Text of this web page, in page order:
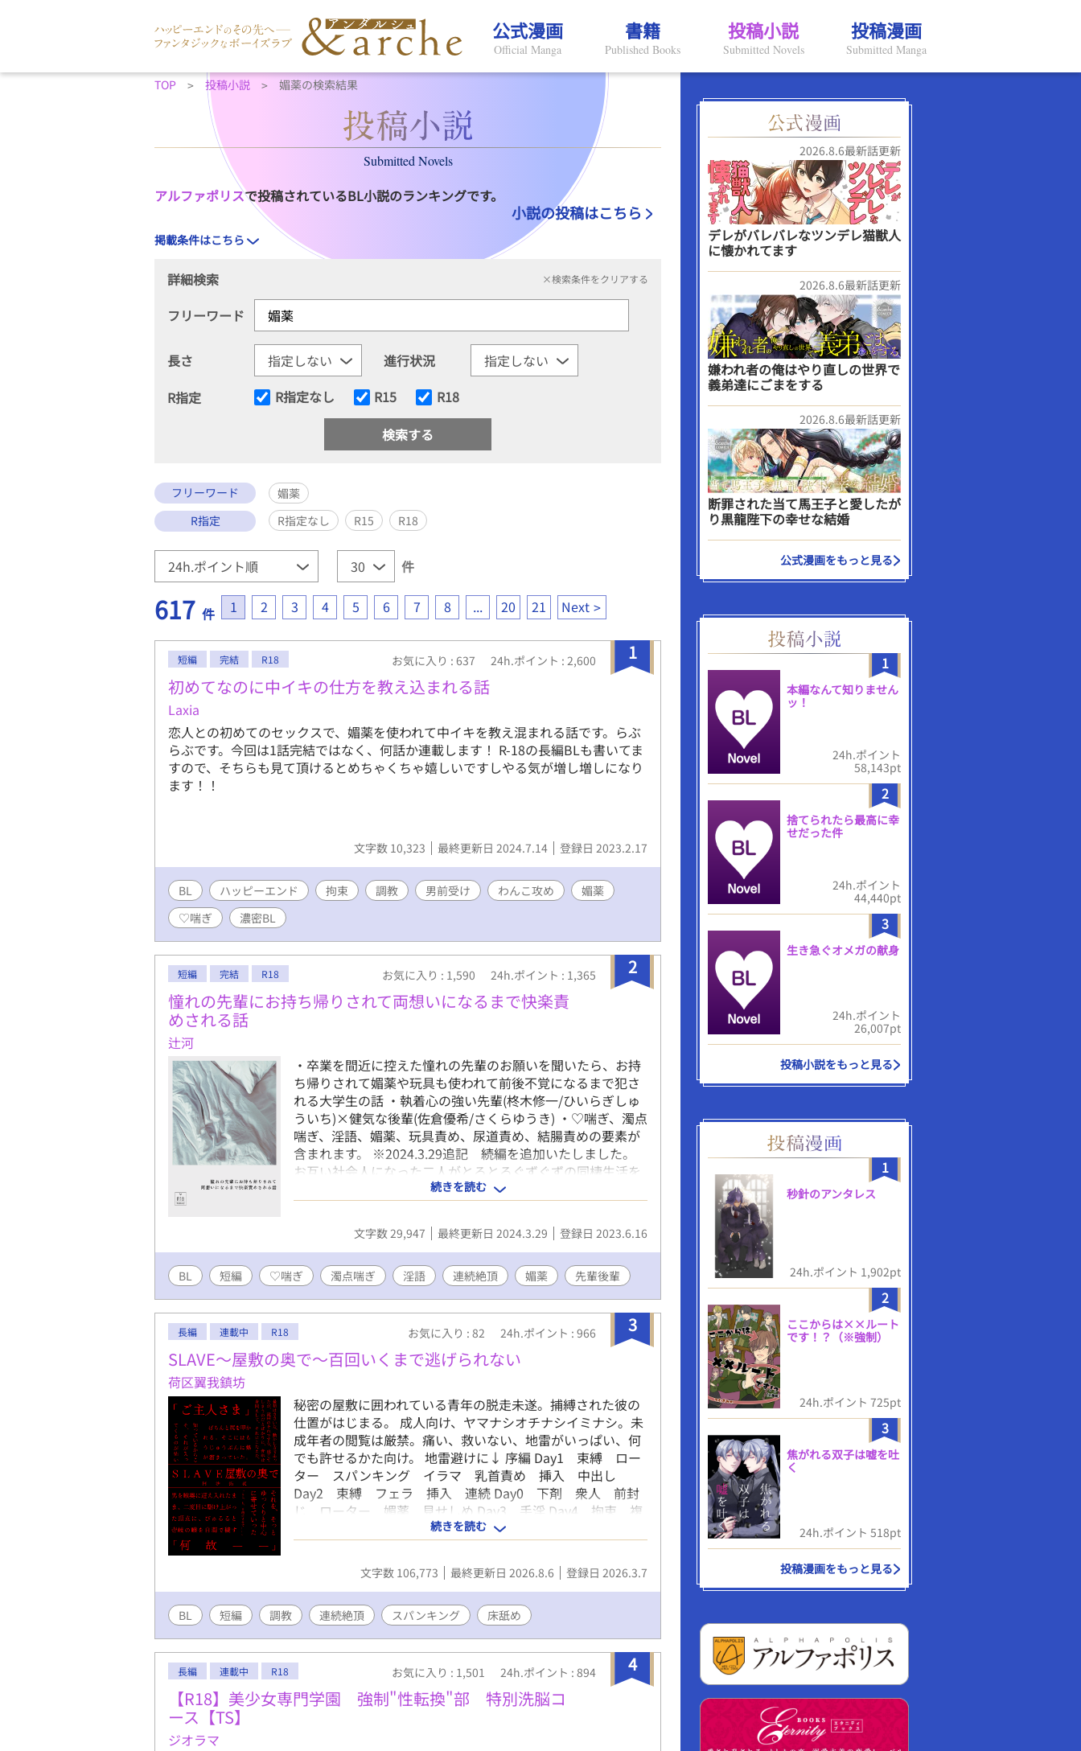
公式漫画
Official Manga
書籍
Published Books
投稿小説
Submitted Novels
投稿漫画
Submitted Manga
TOP 投稿小説 媚薬の検索結果
Submitted Novels
アルファポリスで投稿されているBL小説のランキングです。
小説の投稿はこちら
掲載条件はこちら
詳細検索 ×検索条件をクリアする
フリーワード
長さ
進行状況
R指定
R指定なし R15 R18
フリーワード
媚薬
R指定
R指定なし R15 R18
件
617 件 1 2 3 4 5 6 7 8 ... 20 21 Next
1
短編 完結 R18 お気に入り : 637 24h.ポイント : 2,600
初めてなのに中イキの仕方を教え込まれる話
Laxia
恋人との初めてのセックスで、媚薬を使われて中イキを教え混まれる話です。らぶ
らぶです。今回は1話完結ではなく、何話か連載します！ R-18の長編BLも書いてま
すので、そちらも見て頂けるとめちゃくちゃ嬉しいですしやる気が増し増しになり
ます！！
文字数 10,323 最終更新日 2024.7.14 登録日 2023.2.17
BL ハッピーエンド 拘束 調教 男前受け わんこ攻め
媚薬
♡喘ぎ
濃密BL
2
短編 完結 R18 お気に入り : 1,590 24h.ポイント : 1,365
憧れの先輩にお持ち帰りされて両想いになるまで快楽責
めされる話
辻河
・卒業を間近に控えた憧れの先輩のお願いを聞いたら、お持
ち帰りされて媚薬や玩具も使われて前後不覚になるまで犯さ
れる大学生の話 ・執着心の強い先輩(柊木修一/ひいらぎしゅ
ういち)×健気な後輩(佐倉優希/さくらゆうき) ・♡喘ぎ、濁点
喘ぎ、淫語、媚薬、玩具責め、尿道責め、結腸責めの要素が
含まれます。 ※2024.3.29追記 続編を追加いたしました。
お互い社会人になった二人がとろとろぐずぐずの同棲生活を
続きを読む
文字数 29,947 最終更新日 2024.3.29 登録日 2023.6.16
BL 短編 ♡喘ぎ 濁点喘ぎ 淫語 連続絶頂 媚薬 先輩後輩
3
長編 連載中 R18 お気に入り : 82 24h.ポイント : 966
SLAVE～屋敷の奥で～百回いくまで逃げられない
荷区翼我鎮坊
秘密の屋敷に囲われている青年の脱走未遂。捕縛された彼の
仕置がはじまる。 成人向け、ヤマナシオチナシイミナシ。未
成年者の閲覧は厳禁。痛い、救いない、地雷がいっぱい、何
でも許せるかた向け。 地雷避けに↓ 序編 Day1 束縛 ロー
ター スパンキング イラマ 乳首責め 挿入 中出し
Day2 束縛 フェラ 挿入 連続 Day0 下剤 衆人 前封
じ ローター 媚薬 見せしめ Day3 手淫 Day4 拘束 複
数 三所責め Day5 拘束 焦らし 集団 水揚げ 媚薬
潮 イラマ ナカイキ Day6 かくれんぼ 踏みつけ ・地下
室編 1日目 限界寸 ローションガーゼ 前を責め 2日目
乳首を責め 3日目 前→乳首ときたら最後はアレ ・屋敷編
編 構想だけ練っているため、完全に未定。
続きを読む
文字数 106,773 最終更新日 2026.8.6 登録日 2026.3.7
BL 短編 調教 連続絶頂 スパンキング 床舐め
4
長編 連載中 R18 お気に入り : 1,501 24h.ポイント : 894
【R18】美少女専門学園 強制"性転換"部 特別洗脳コ
ース【TS】
ジオラマ
2026.8.6最新話更新
デレがバレバレなツンデレ猫獣人
に懐かれてます
2026.8.6最新話更新
嫌われ者の俺はやり直しの世界で
義弟達にごまをする
2026.8.6最新話更新
断罪された当て馬王子と愛したが
り黒龍陛下の幸せな結婚
公式漫画をもっと見る
1
本編なんて知りません
ッ！
24h.ポイント
58,143pt
2
捨てられたら最高に幸
せだった件
24h.ポイント
44,440pt
3
生き急ぐオメガの献身
24h.ポイント
26,007pt
投稿小説をもっと見る
1
秒針のアンタレス
24h.ポイント 1,902pt
2
ここからは××ルート
です！？（※強制）
24h.ポイント 725pt
3
焦がれる双子は嘘を吐
く
24h.ポイント 518pt
投稿漫画をもっと見る